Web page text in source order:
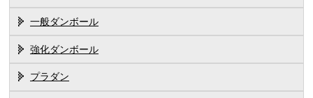
一般ダンボール
強化ダンボール
プラダン